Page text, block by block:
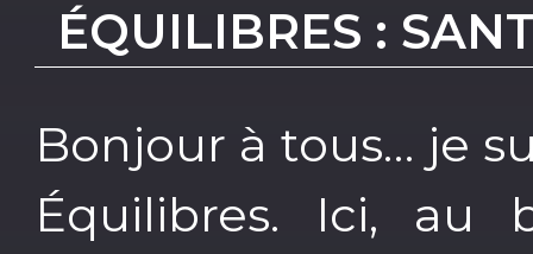
ÉQUILIBRES :
Bonjour à tous… je
Équilibres. Ici, au